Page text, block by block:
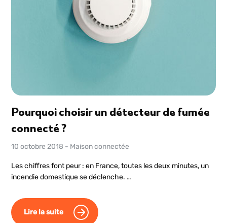
Pourquoi choisir un détecteur de fumée
connecté ?
10 octobre 2018 - Maison connectée
Les chiffres font peur : en France, toutes les deux minutes, un
incendie domestique se déclenche. …
Lire la suite